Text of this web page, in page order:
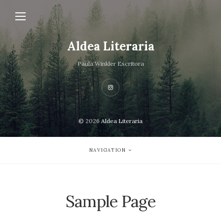
Aldea Literaria
Paula Winkler Escritora
© 2026 Aldea Literaria
NAVIGATION
Sample Page